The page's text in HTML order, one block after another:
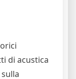
di acustica